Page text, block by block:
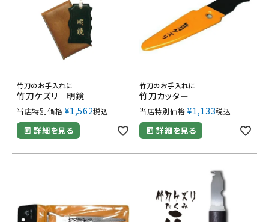
竹刀のお手入れに
竹刀ケズリ 明鏡
当店特別価格 ¥1,562税込
詳細を見る
竹刀のお手入れに
竹刀カッター
当店特別価格 ¥1,133税込
詳細を見る